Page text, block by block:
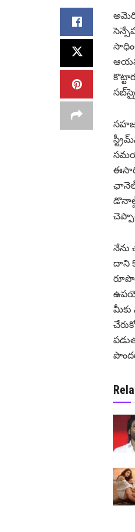
ఈసారి
ఛానెల్
నేను
దాని
మీకు